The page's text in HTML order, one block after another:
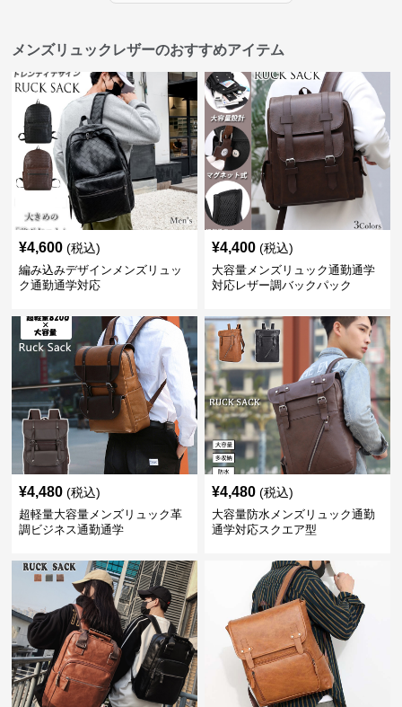
メンズリュックレザーのおすすめアイテム
¥4,600 (税込)
編み込みデザインメンズリュッ
ク通勤通学対応
¥4,400 (税込)
大容量メンズリュック通勤通学
対応レザー調バックパック
¥4,480 (税込)
超軽量大容量メンズリュック革
調ビジネス通勤通学
¥4,480 (税込)
大容量防水メンズリュック通勤
通学対応スクエア型